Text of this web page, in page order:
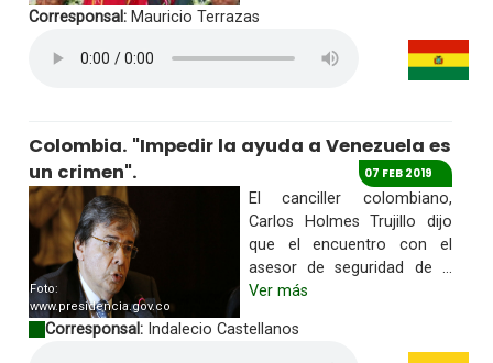
Corresponsal:Mauricio Terrazas
Colombia. "Impedir la ayuda a Venezuela es
un crimen".
07 FEB 2019
Foto:
www.presidencia.gov.co
El canciller colombiano,
Carlos Holmes Trujillo dijo
que el encuentro con el
asesor de seguridad de ...
Ver más
Corresponsal:Indalecio Castellanos